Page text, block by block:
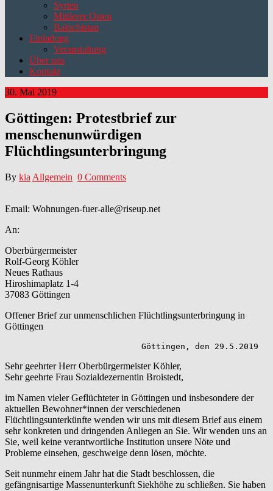
Syrien
Mittlerer Osten
Balochistan
Einladung
Veranstaltung
Über uns
Kontakt
30. Mai 2019
Göttingen: Protestbrief zur
menschenunwürdigen
Flüchtlingsunterbringung
By kia Allgemein 0 Comments
Email: Wohnungen-fuer-alle@riseup.net
An:
Oberbürgermeister
Rolf-Georg Köhler
Neues Rathaus
Hiroshimaplatz 1-4
37083 Göttingen
Offener Brief zur unmenschlichen Flüchtlingsunterbringung in
Göttingen
                            Göttingen, den 29.5.2019
Sehr geehrter Herr Oberbürgermeister Köhler,
Sehr geehrte Frau Sozialdezernentin Broistedt,
im Namen vieler Geflüchteter in Göttingen und insbesondere der
aktuellen Bewohner*innen der verschiedenen
Flüchtlingsunterkünfte wenden wir uns mit diesem Brief aus einem
sehr konkreten und dringenden Anliegen an Sie. Wir wenden uns an
Sie, weil keine verantwortliche Institution unsere Nöte und
Probleme einsehen, geschweige denn lösen, möchte.
Seit nunmehr einem Jahr hat die Stadt beschlossen, die
gefängnisartige Massenunterkunft Siekhöhe zu schließen. Sie haben